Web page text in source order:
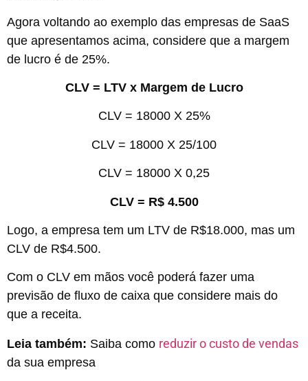
Agora voltando ao exemplo das empresas de SaaS
que apresentamos acima, considere que a margem
de lucro é de 25%.
CLV = LTV x Margem de Lucro
CLV = 18000 X 25%
CLV = 18000 X 25/100
CLV = 18000 X 0,25
CLV = R$ 4.500
Logo, a empresa tem um LTV de R$18.000, mas um
CLV de R$4.500.
Com o CLV em mãos você poderá fazer uma
previsão de fluxo de caixa que considere mais do
que a receita.
Leia também: Saiba como reduzir o custo de vendas
da sua empresa